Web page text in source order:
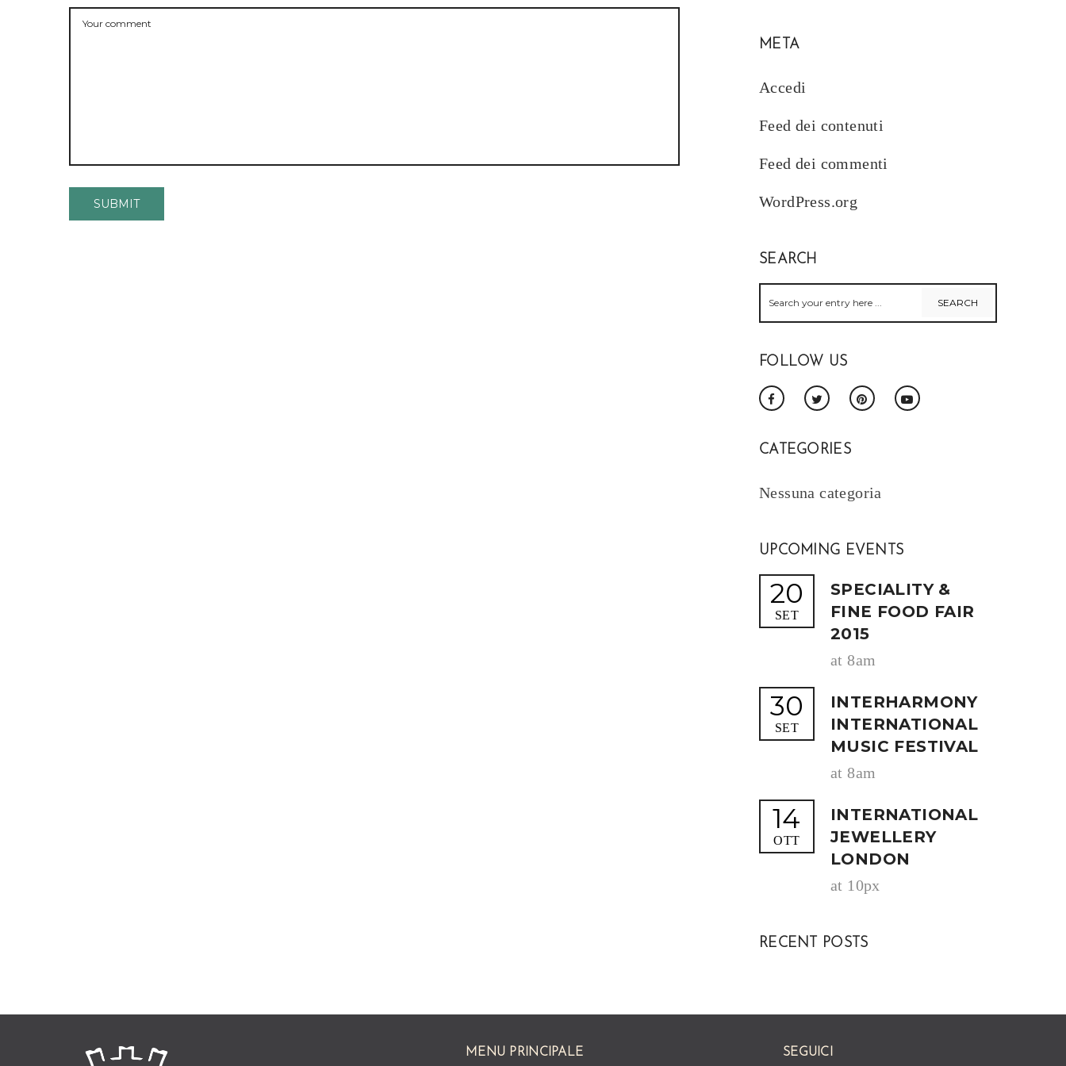
META
Accedi
Feed dei contenuti
Feed dei commenti
WordPress.org
SEARCH
FOLLOW US
CATEGORIES
Nessuna categoria
UPCOMING EVENTS
20
SET
SPECIALITY &
FINE FOOD FAIR
2015
at 8am
30
SET
INTERHARMONY
INTERNATIONAL
MUSIC FESTIVAL
at 8am
14
OTT
INTERNATIONAL
JEWELLERY
LONDON
at 10px
RECENT POSTS
MENU PRINCIPALE SEGUICI